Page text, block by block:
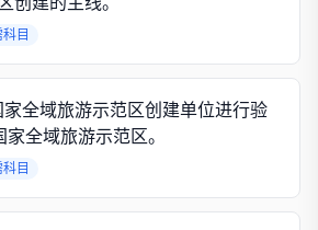
目
全域旅游示范区创建单位进行验
全域旅游示范区。
目